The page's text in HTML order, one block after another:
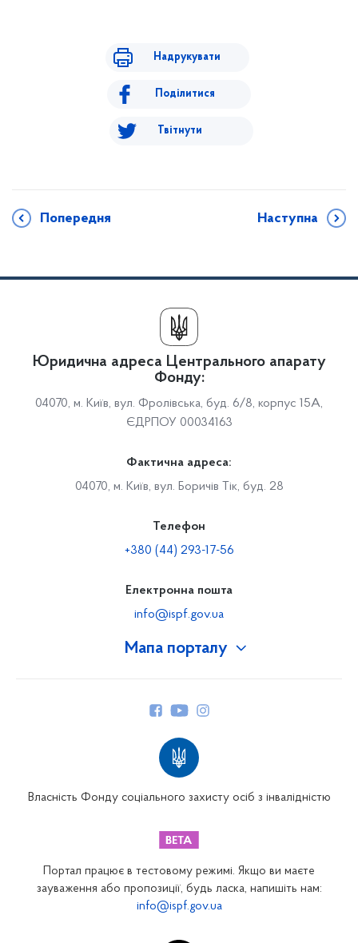
Надрукувати
Поділитися
Твітнути
Попередня Наступна
Мапа порталу
Закарпатське відділення
Запорізьке відділення
Юридична адреса Центрального апарату
Фонду:
04070, м. Київ, вул. Фролівська, буд. 6/8, корпус 15А,
ЄДРПОУ 00034163
Фактична адреса:
04070, м. Київ, вул. Боричів Тік, буд. 28
Телефон
+380 (44) 293-17-56
Електронна пошта
info@ispf.gov.ua
Власність Фонду соціального захисту осіб з інвалідністю
Портал працює в тестовому режимі. Якщо ви маєте
зауваження або пропозиції, будь ласка, напишіть нам:
info@ispf.gov.ua